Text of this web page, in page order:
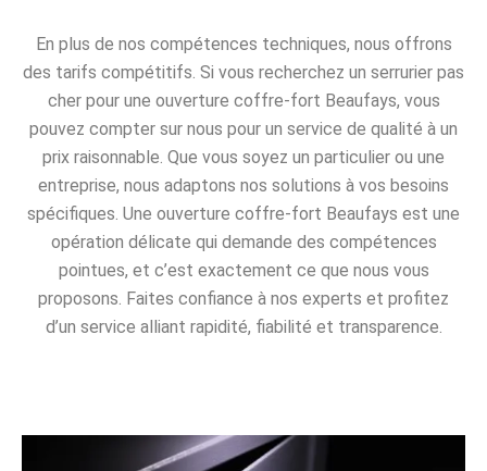
En plus de nos compétences techniques, nous offrons
des tarifs compétitifs. Si vous recherchez un serrurier pas
cher pour une ouverture coffre-fort Beaufays, vous
pouvez compter sur nous pour un service de qualité à un
prix raisonnable. Que vous soyez un particulier ou une
entreprise, nous adaptons nos solutions à vos besoins
spécifiques. Une ouverture coffre-fort Beaufays est une
opération délicate qui demande des compétences
pointues, et c’est exactement ce que nous vous
proposons. Faites confiance à nos experts et profitez
d’un service alliant rapidité, fiabilité et transparence.